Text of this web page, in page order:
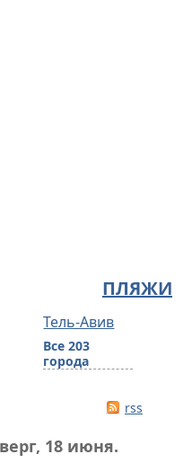
ПЛЯЖИ
Тель-Авив
Все 203
города
rss
18 июня.